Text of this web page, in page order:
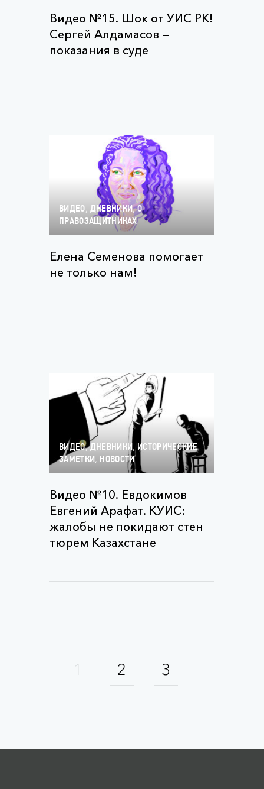
Видео №15. Шок от УИС РК!
Сергей Алдамасов —
показания в суде
ВИДЕО, ДНЕВНИКИ,О
ПРАВОЗАЩИТНИКАХ
Елена Семенова помогает
не только нам!
ВИДЕО,ДНЕВНИКИ, ИСТОРИЧЕСКИЕ
ЗАМЕТКИ, НОВОСТИ
Видео №10. Евдокимов
Евгений Арафат. КУИС:
жалобы не покидают стен
тюрем Казахстане
1 2 3